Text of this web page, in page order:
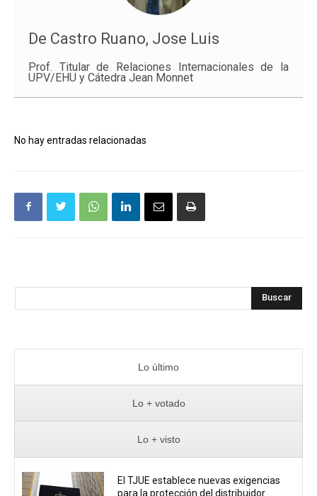
De Castro Ruano, Jose Luis
Prof. Titular de Relaciones Internacionales de la
UPV/EHU y Cátedra Jean Monnet
No hay entradas relacionadas
Buscar
Lo último
Lo + votado
Lo + visto
El TJUE establece nuevas exigencias
para la protección del distribuidor